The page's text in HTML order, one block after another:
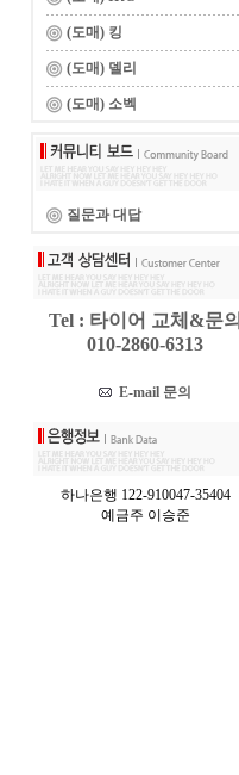
(도매) 킹
(도매) 델리
(도매) 소벡
질문과 대답
Tel : 타이어 교체&문의
010-2860-6313
E-mail 문의
하나은행 122-910047-35404
예금주 이승준